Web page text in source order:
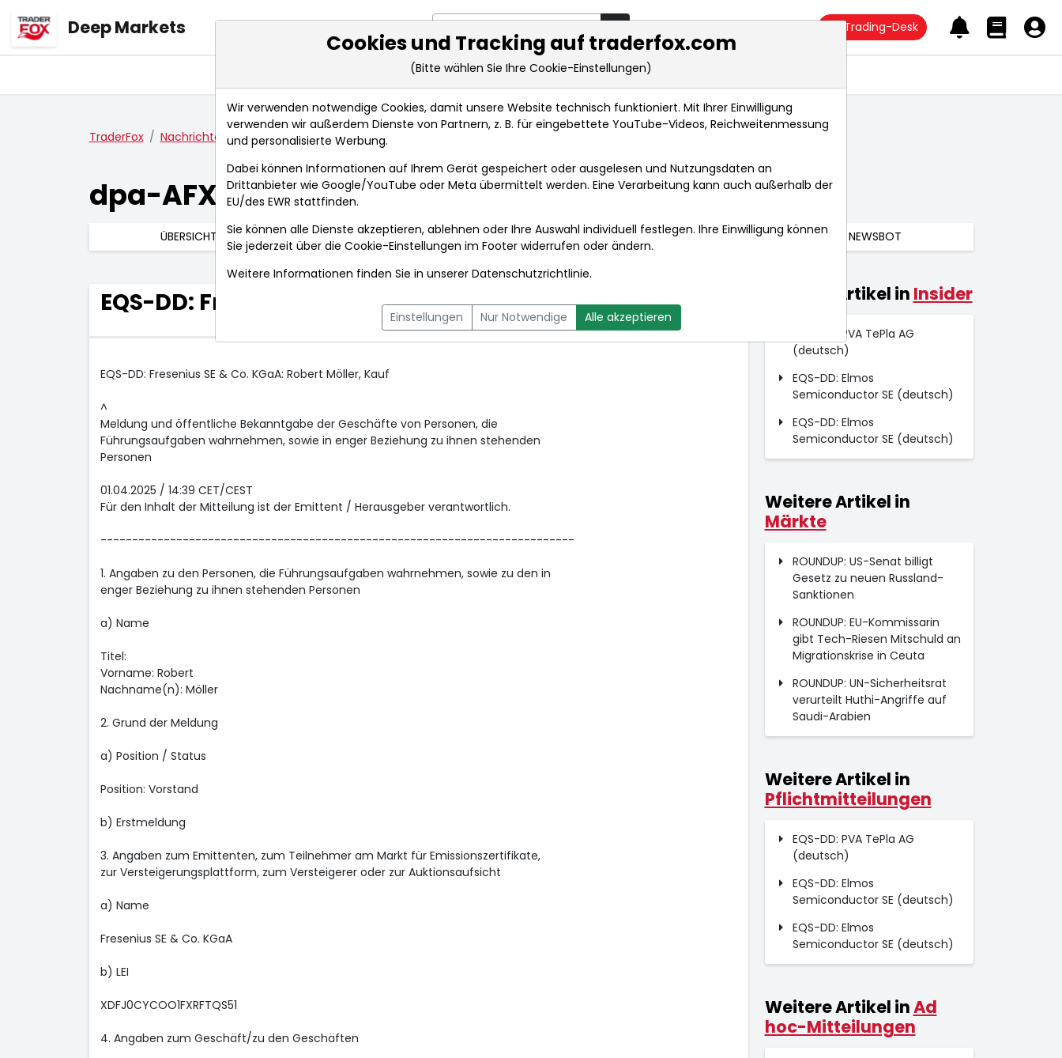
Deep Markets Trading-Desk
Markt-Analysen Market Tools Realtimekurse Nachrichten
TraderFox Nachrichten dpa-AFX Compact EQS-DD: Fresenius SE & Co. KGaA (deutsch)
dpa-AFX Compact
ÜBERSICHT DPA-AFX PROFEED DPA-AFX COMPACT NEWSBOT
EQS-DD: Fresenius SE & Co. KGaA (deutsch)
01.04.2025
um 14:41 Uhr
EQS-DD: Fresenius SE & Co. KGaA: Robert Möller, Kauf
^
Meldung und öffentliche Bekanntgabe der Geschäfte von Personen, die
Führungsaufgaben wahrnehmen, sowie in enger Beziehung zu ihnen stehenden
Personen
01.04.2025 / 14:39 CET/CEST
Für den Inhalt der Mitteilung ist der Emittent / Herausgeber verantwortlich.
---------------------------------------------------------------------------
1. Angaben zu den Personen, die Führungsaufgaben wahrnehmen, sowie zu den in
enger Beziehung zu ihnen stehenden Personen
a) Name
Titel:
Vorname: Robert
Nachname(n): Möller
2. Grund der Meldung
a) Position / Status
Position: Vorstand
b) Erstmeldung
3. Angaben zum Emittenten, zum Teilnehmer am Markt für Emissionszertifikate,
zur Versteigerungsplattform, zum Versteigerer oder zur Auktionsaufsicht
a) Name
Fresenius SE & Co. KGaA
b) LEI
XDFJ0CYCOO1FXRFTQS51
4. Angaben zum Geschäft/zu den Geschäften
Weitere Artikel in Insider
EQS-DD: PVA TePla AG
(deutsch)
EQS-DD: Elmos
Semiconductor SE (deutsch)
EQS-DD: Elmos
Semiconductor SE (deutsch)
Weitere Artikel in
Märkte
ROUNDUP: US-Senat billigt
Gesetz zu neuen Russland-
Sanktionen
ROUNDUP: EU-Kommissarin
gibt Tech-Riesen Mitschuld an
Migrationskrise in Ceuta
ROUNDUP: UN-Sicherheitsrat
verurteilt Huthi-Angriffe auf
Saudi-Arabien
Weitere Artikel in
Pflichtmitteilungen
EQS-DD: PVA TePla AG
(deutsch)
EQS-DD: Elmos
Semiconductor SE (deutsch)
EQS-DD: Elmos
Semiconductor SE (deutsch)
Weitere Artikel inAd
hoc-Mitteilungen
Cookies und Tracking auf traderfox.com
(Bitte wählen Sie Ihre Cookie-Einstellungen)
Wir verwenden notwendige Cookies, damit unsere Website technisch funktioniert. Mit Ihrer Einwilligung
verwenden wir außerdem Dienste von Partnern, z. B. für eingebettete YouTube-Videos, Reichweitenmessung
und personalisierte Werbung.
Dabei können Informationen auf Ihrem Gerät gespeichert oder ausgelesen und Nutzungsdaten an
Drittanbieter wie Google/YouTube oder Meta übermittelt werden. Eine Verarbeitung kann auch außerhalb der
EU/des EWR stattfinden.
Sie können alle Dienste akzeptieren, ablehnen oder Ihre Auswahl individuell festlegen. Ihre Einwilligung können
Sie jederzeit über die Cookie-Einstellungen im Footer widerrufen oder ändern.
Weitere Informationen finden Sie in unserer Datenschutzrichtlinie.
Einstellungen Nur Notwendige Alle akzeptieren